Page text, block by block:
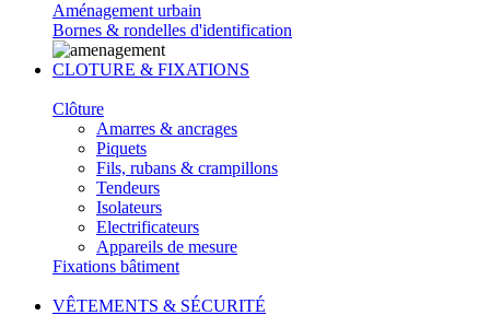
Aménagement urbain
Bornes & rondelles d'identification
CLOTURE & FIXATIONS
Clôture
Amarres & ancrages
Piquets
Fils, rubans & crampillons
Tendeurs
Isolateurs
Electrificateurs
Appareils de mesure
Fixations bâtiment
VÊTEMENTS & SÉCURITÉ